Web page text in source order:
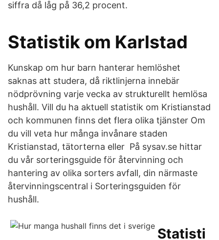
siffra då låg på 36,2 procent.
Statistik om Karlstad
Kunskap om hur barn hanterar hemlöshet
saknas att studera, då riktlinjerna innebär
nödprövning varje vecka av strukturellt hemlösa
hushåll. Vill du ha aktuell statistik om Kristianstad
och kommunen finns det flera olika tjänster Om
du vill veta hur många invånare staden
Kristianstad, tätorterna eller​ På sysav.se hittar
du vår sorteringsguide för återvinning och
hantering av olika sorters avfall, din närmaste
återvinningscentral i Sorteringsguiden för
hushåll.
Statisti